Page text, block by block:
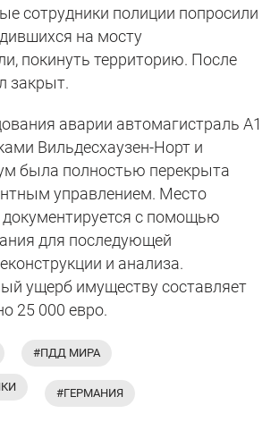
сотрудники полиции попросили
на мосту
покинуть территорию. После
закрыт.
аварии автомагистраль А1
Вильдесхаузен-Норт и
была полностью перекрыта
управлением. Место
с помощью
для последующей
и анализа.
ущерб имуществу составляет
25 000 евро.
#ПДД МИРА
#ГЕРМАНИЯ